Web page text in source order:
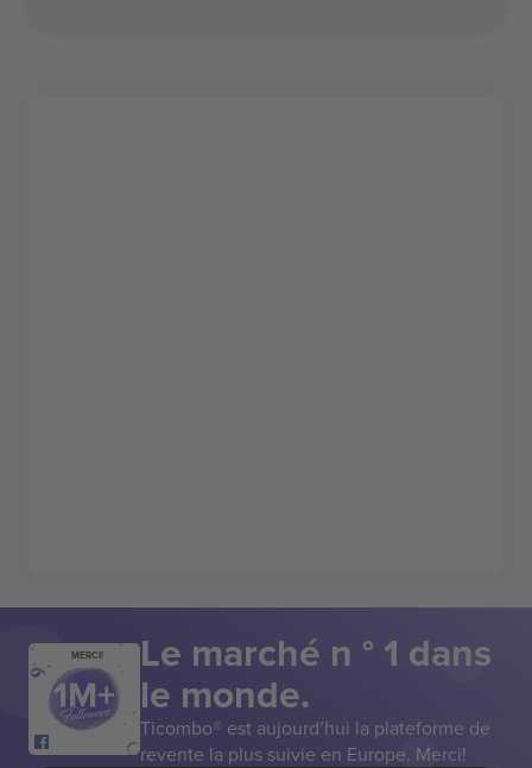
MERCI! Le marché n ° 1 dans
le monde.
Ticombo® est aujourd’hui la plateforme de
revente la plus suivie en Europe. Merci!